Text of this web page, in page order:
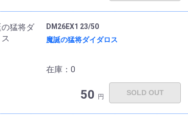
DM26EX1 23/50
魔誕の猛将ダイダロス
在庫：0
50 円 SOLD OUT